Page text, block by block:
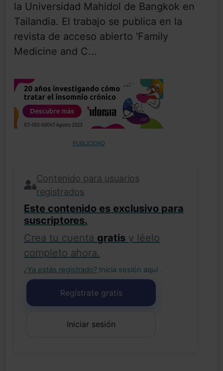
la Universidad Mahidol de Bangkok en
Tailandia. El trabajo se publica en la
revista de acceso abierto 'Family
Medicine and C...
PUBLICIDAD
Contenido para usuarios
registrados
Este contenido es exclusivo para
suscriptores.
Crea tu cuenta gratis y léelo
completo ahora.
¿Ya estás registrado? Inicia sesión aquí .
Regístrate gratis
Iniciar sesión